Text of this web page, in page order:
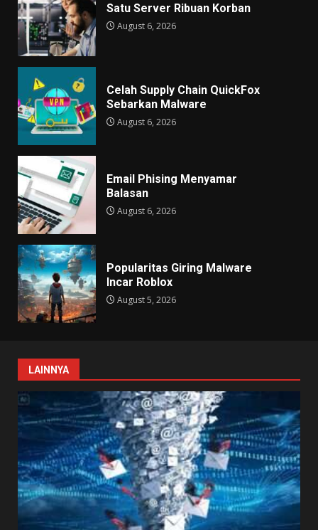
Satu Server Ribuan Korban
August 6, 2026
Celah Supply Chain QuickFox
Sebarkan Malware
August 6, 2026
Email Phising Menyamar
Balasan
August 6, 2026
Popularitas Giring Malware
Incar Roblox
August 5, 2026
LAINNYA